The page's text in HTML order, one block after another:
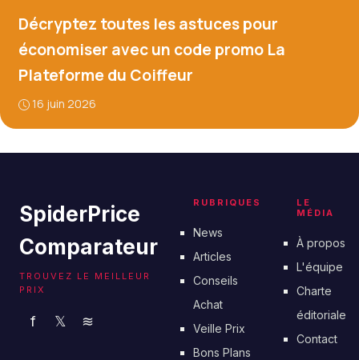
Décryptez toutes les astuces pour
économiser avec un code promo La
Plateforme du Coiffeur
16 juin 2026
SpiderPrice
Comparateur
TROUVEZ LE MEILLEUR
PRIX
f 𝕏 ≋
RUBRIQUES
News
Articles
Conseils
Achat
Veille Prix
Bons Plans
LE
MÉDIA
À propos
L'équipe
Charte
éditoriale
Contact